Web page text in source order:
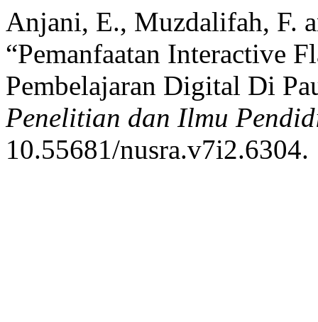
Anjani, E., Muzdalifah, F.
“Pemanfaatan Interactive
Pembelajaran Digital Di
Penelitian dan Ilmu
10.55681/nusra.v7i2.6304.